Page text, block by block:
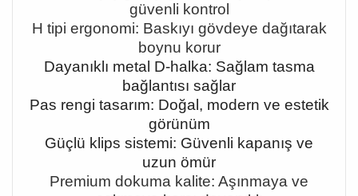
güvenli kontrol
H tipi ergonomi: Baskıyı gövdeye dağıtarak
boynu korur
Dayanıklı metal D-halka: Sağlam tasma
bağlantısı sağlar
Pas rengi tasarım: Doğal, modern ve estetik
görünüm
Güçlü klips sistemi: Güvenli kapanış ve
uzun ömür
Premium dokuma kalite: Aşınmaya ve